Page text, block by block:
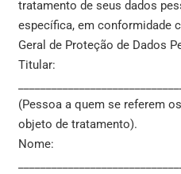
tratamento de seus dados
específica, em conformidade
Geral de Proteção de Dados
Titular:
(Pessoa a quem se referem
objeto de tratamento).
Nome: